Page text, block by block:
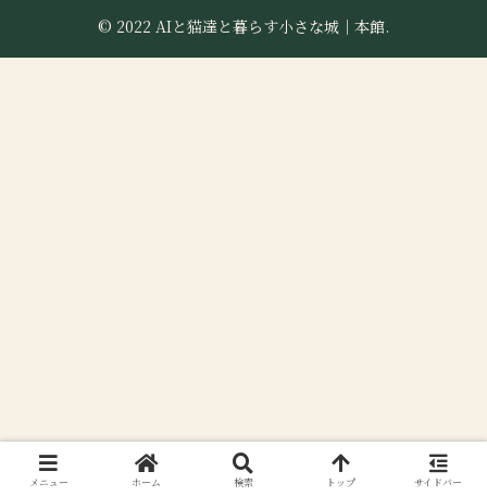
© 2022 AIと猫達と暮らす小さな城｜本館.
メニュー ホーム 検索 トップ サイドバー